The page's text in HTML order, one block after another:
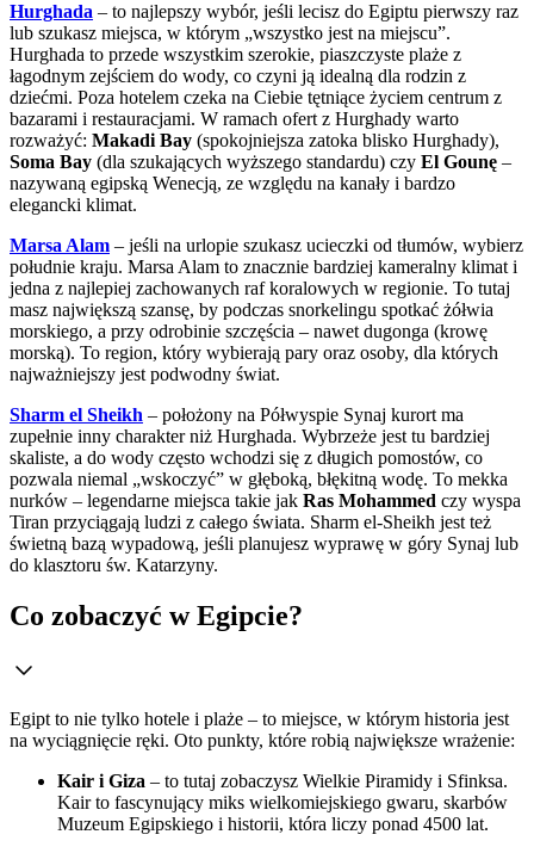
Hurghada – to najlepszy wybór, jeśli lecisz do Egiptu pierwszy raz
lub szukasz miejsca, w którym „wszystko jest na miejscu”.
Hurghada to przede wszystkim szerokie, piaszczyste plaże z
łagodnym zejściem do wody, co czyni ją idealną dla rodzin z
dziećmi. Poza hotelem czeka na Ciebie tętniące życiem centrum z
bazarami i restauracjami. W ramach ofert z Hurghady warto
rozważyć: Makadi Bay (spokojniejsza zatoka blisko Hurghady),
Soma Bay (dla szukających wyższego standardu) czy El Gounę –
nazywaną egipską Wenecją, ze względu na kanały i bardzo
elegancki klimat.
Marsa Alam – jeśli na urlopie szukasz ucieczki od tłumów, wybierz
południe kraju. Marsa Alam to znacznie bardziej kameralny klimat i
jedna z najlepiej zachowanych raf koralowych w regionie. To tutaj
masz największą szansę, by podczas snorkelingu spotkać żółwia
morskiego, a przy odrobinie szczęścia – nawet dugonga (krowę
morską). To region, który wybierają pary oraz osoby, dla których
najważniejszy jest podwodny świat.
Sharm el Sheikh – położony na Półwyspie Synaj kurort ma
zupełnie inny charakter niż Hurghada. Wybrzeże jest tu bardziej
skaliste, a do wody często wchodzi się z długich pomostów, co
pozwala niemal „wskoczyć” w głęboką, błękitną wodę. To mekka
nurków – legendarne miejsca takie jak Ras Mohammed czy wyspa
Tiran przyciągają ludzi z całego świata. Sharm el-Sheikh jest też
świetną bazą wypadową, jeśli planujesz wyprawę w góry Synaj lub
do klasztoru św. Katarzyny.
Co zobaczyć w Egipcie?
Egipt to nie tylko hotele i plaże – to miejsce, w którym historia jest
na wyciągnięcie ręki. Oto punkty, które robią największe wrażenie:
Kair i Giza – to tutaj zobaczysz Wielkie Piramidy i Sfinksa.
Kair to fascynujący miks wielkomiejskiego gwaru, skarbów
Muzeum Egipskiego i historii, która liczy ponad 4500 lat.